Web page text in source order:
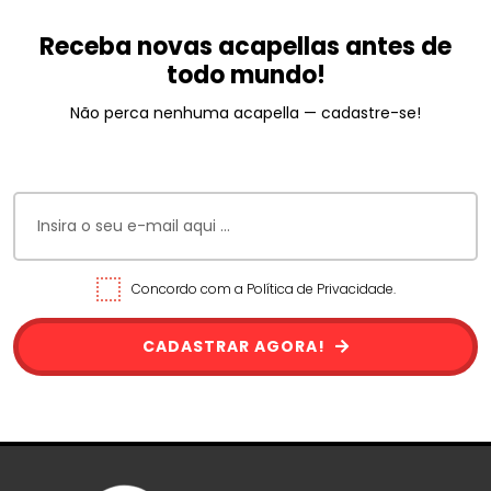
Receba novas acapellas antes de
todo mundo!
Não perca nenhuma acapella — cadastre-se!
Concordo com a Política de Privacidade.
CADASTRAR AGORA!